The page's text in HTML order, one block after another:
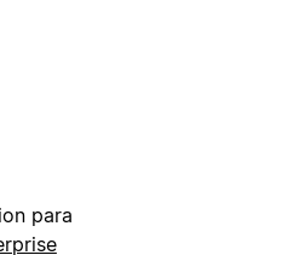
para